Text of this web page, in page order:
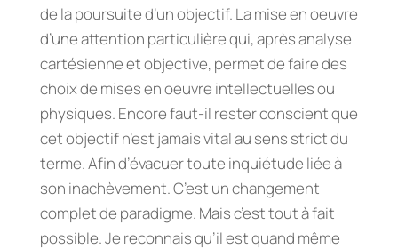
de la poursuite d’un objectif. La mise en oeuvre
d’une attention particulière qui, après analyse
cartésienne et objective, permet de faire des
choix de mises en oeuvre intellectuelles ou
physiques. Encore faut-il rester conscient que
cet objectif n’est jamais vital au sens strict du
terme. Afin d’évacuer toute inquiétude liée à
son inachèvement. C’est un changement
complet de paradigme. Mais c’est tout à fait
possible. Je reconnais qu’il est quand même